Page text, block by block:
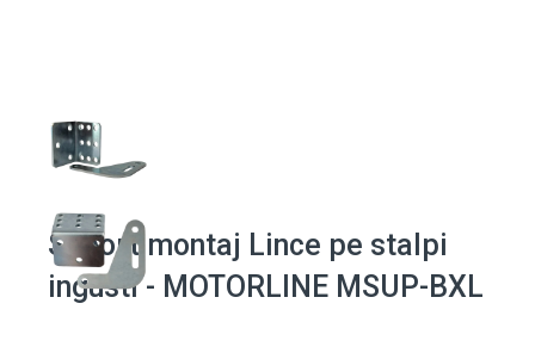
Suport montaj Lince pe stalpi
ingusti - MOTORLINE MSUP-BXL